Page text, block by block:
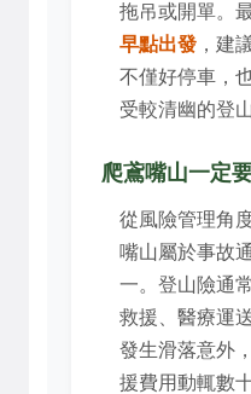
拖吊或開單。
早點出發 ，建
不僅好停車，
受較清幽的登
爬鳶嘴山一定
從風險管理角
嘴山屬於事故
一。登山險通
救援、醫療運
發生滑落意外
援費用動輒數